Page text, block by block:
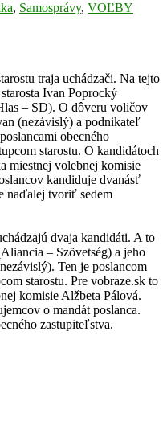
, Samosprávy, VOĽBY
traja uchádzači. Na tejto
Ivan Poprocký
– SD). O dôveru voličov
(nezávislý) a podnikateľ
obecného
starostu. O kandidátoch
miestnej volebnej komisie
kandiduje dvanásť
naďalej tvoriť sedem
dvaja kandidáti. A to
– Szövetség) a jeho
Ten je poslancom
starostu. Pre vobraze.sk to
komisie Alžbeta Pálová.
o mandát poslanca.
zastupiteľstva.